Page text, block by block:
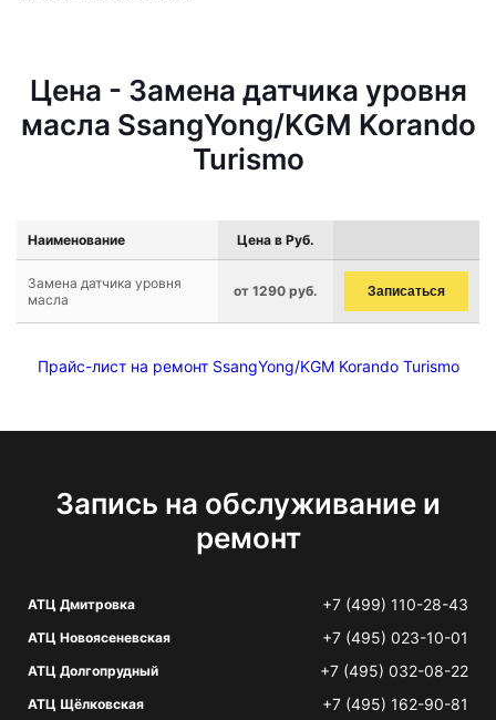
Цена - Замена датчика уровня
масла SsangYong/KGM Korando
Turismo
Наименование Цена в Руб.
Замена датчика уровня
масла
от 1290 руб. Записаться
Прайс-лист на ремонт SsangYong/KGM Korando Turismo
Запись на обслуживание и
ремонт
АТЦ Дмитровка +7 (499) 110-28-43
АТЦ Новоясеневская +7 (495) 023-10-01
АТЦ Долгопрудный +7 (495) 032-08-22
АТЦ Щёлковская +7 (495) 162-90-81